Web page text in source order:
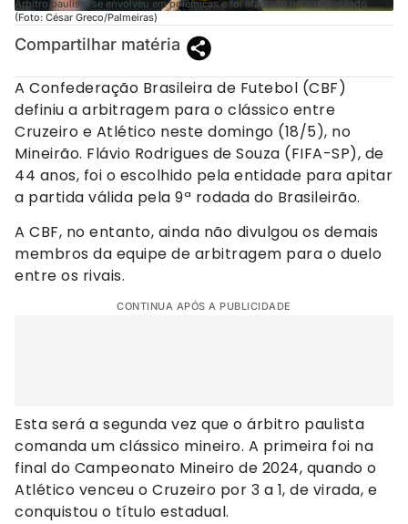
Árbitro paulista se envolveu em polêmicas e foi afastado no ano passado
(Foto: César Greco/Palmeiras)
Compartilhar matéria
A Confederação Brasileira de Futebol (CBF)
definiu a arbitragem para o clássico entre
Cruzeiro e Atlético neste domingo (18/5), no
Mineirão. Flávio Rodrigues de Souza (FIFA-SP), de
44 anos, foi o escolhido pela entidade para apitar
a partida válida pela 9ª rodada do Brasileirão.
A CBF, no entanto, ainda não divulgou os demais
membros da equipe de arbitragem para o duelo
entre os rivais.
CONTINUA APÓS A PUBLICIDADE
Esta será a segunda vez que o árbitro paulista
comanda um clássico mineiro. A primeira foi na
final do Campeonato Mineiro de 2024, quando o
Atlético venceu o Cruzeiro por 3 a 1, de virada, e
conquistou o título estadual.